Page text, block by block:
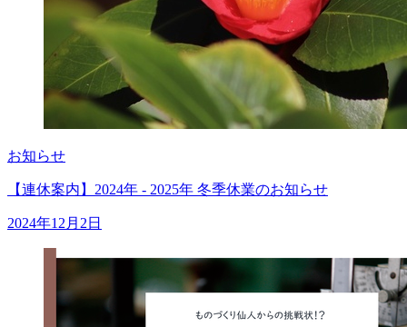
お知らせ
【連休案内】2024年 - 2025年 冬季休業のお知らせ
2024年12月2日